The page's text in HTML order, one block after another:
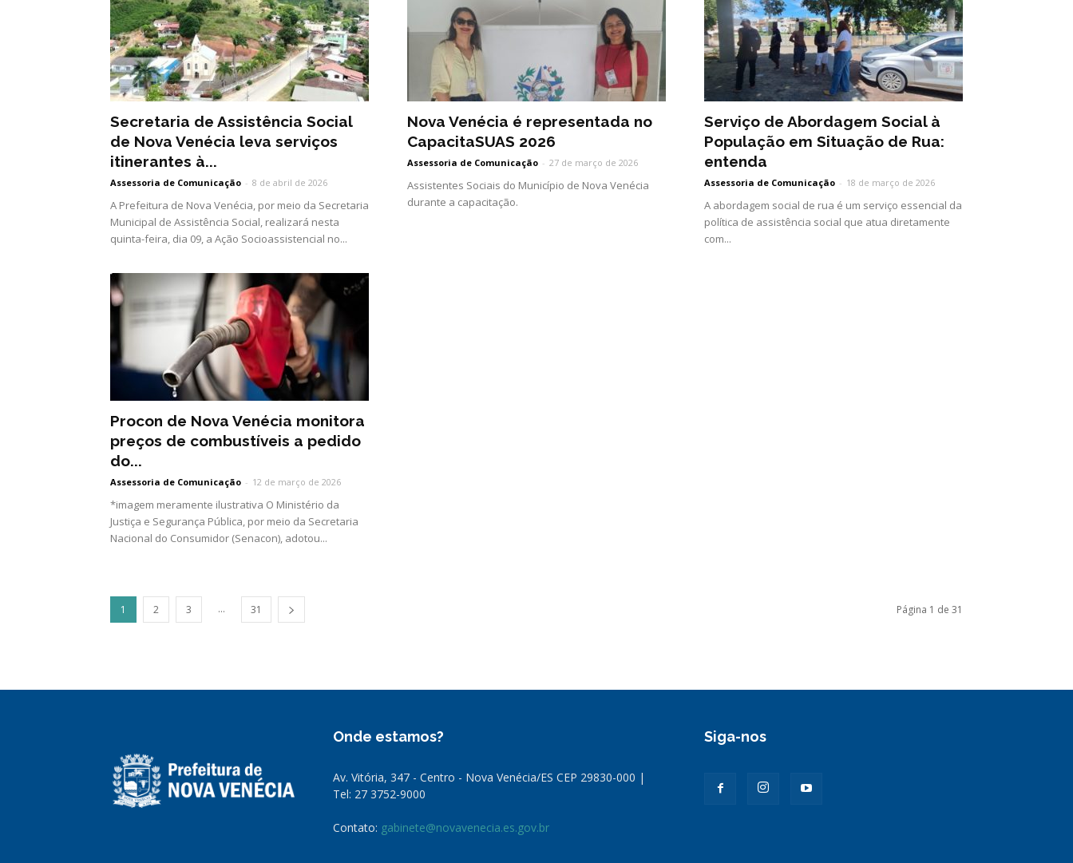
Secretaria de Assistência Social
de Nova Venécia leva serviços
itinerantes à...
Assessoria de Comunicação - 8 de abril de 2026
A Prefeitura de Nova Venécia, por meio da Secretaria
Municipal de Assistência Social, realizará nesta
quinta-feira, dia 09, a Ação Socioassistencial no...
Nova Venécia é representada no
CapacitaSUAS 2026
Assessoria de Comunicação - 27 de março de 2026
Assistentes Sociais do Município de Nova Venécia
durante a capacitação.
Serviço de Abordagem Social à
População em Situação de Rua:
entenda
Assessoria de Comunicação - 18 de março de 2026
A abordagem social de rua é um serviço essencial da
política de assistência social que atua diretamente
com...
Procon de Nova Venécia monitora
preços de combustíveis a pedido
do...
Assessoria de Comunicação - 12 de março de 2026
*imagem meramente ilustrativa O Ministério da
Justiça e Segurança Pública, por meio da Secretaria
Nacional do Consumidor (Senacon), adotou...
1 2 3 ... 31 Página 1 de 31
Onde estamos?
Av. Vitória, 347 - Centro - Nova Venécia/ES CEP 29830-000 |
Tel: 27 3752-9000
Contato: gabinete@novavenecia.es.gov.br
Siga-nos